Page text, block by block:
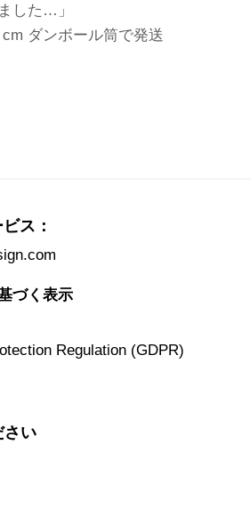
した…」
ダンボール筒で発送
ス：
づく表示
Regulation (GDPR)
さい